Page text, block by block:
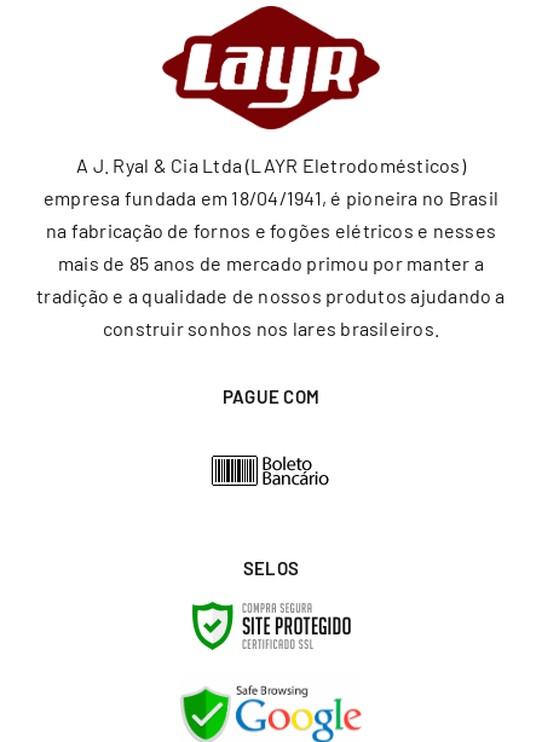
A J. Ryal & Cia Ltda (LAYR Eletrodomésticos)
empresa fundada em 18/04/1941, é pioneira no Brasil
na fabricação de fornos e fogões elétricos e nesses
mais de 85 anos de mercado primou por manter a
tradição e a qualidade de nossos produtos ajudando a
construir sonhos nos lares brasileiros.
PAGUE COM
SELOS